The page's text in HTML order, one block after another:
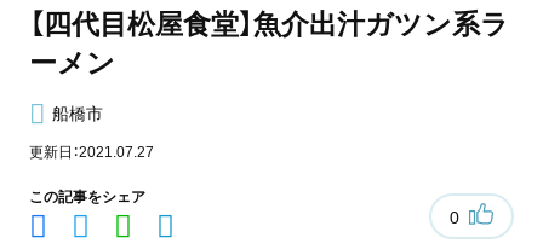
【四代目松屋食堂】魚介出汁ガツン系ラ
ーメン
船橋市
更新日：2021.07.27
この記事をシェア
0